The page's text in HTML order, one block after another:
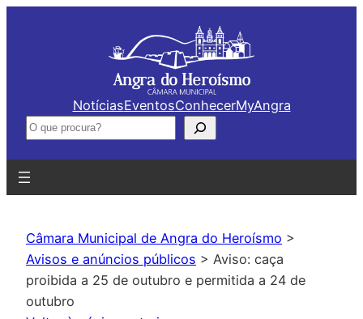
NotíciasEventosConhecerMyAngra
Pesquisar
Câmara Municipal de Angra do Heroísmo >
Avisos e anúncios públicos > Aviso: caça
proibida a 25 de outubro e permitida a 24 de
outubro